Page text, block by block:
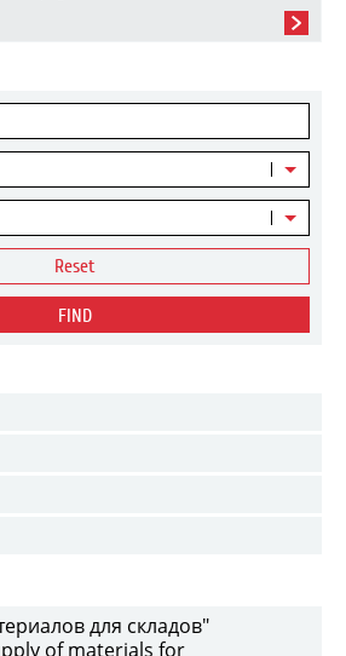
Reset
FIND
для складов"
of materials for